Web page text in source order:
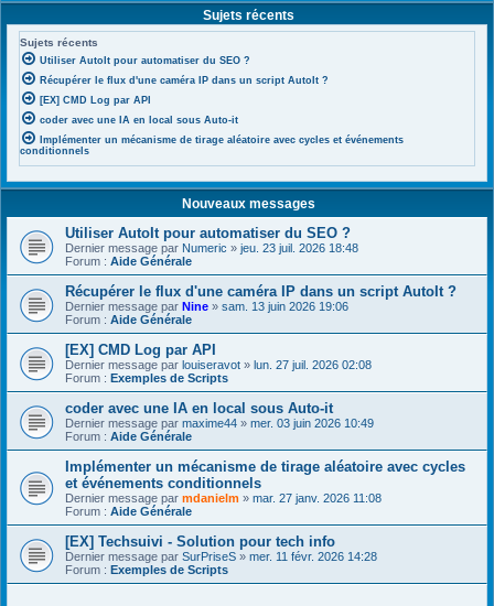
h
Sujets récents
Sujets récents
Utiliser AutoIt pour automatiser du SEO ?
Récupérer le flux d'une caméra IP dans un script AutoIt ?
[EX] CMD Log par API
coder avec une IA en local sous Auto-it
Implémenter un mécanisme de tirage aléatoire avec cycles et événements
conditionnels
Nouveaux messages
Utiliser AutoIt pour automatiser du SEO ?
Dernier message par Numeric » jeu. 23 juil. 2026 18:48
Forum : Aide Générale
Récupérer le flux d'une caméra IP dans un script AutoIt ?
Dernier message par Nine » sam. 13 juin 2026 19:06
Forum : Aide Générale
[EX] CMD Log par API
Dernier message par louiseravot » lun. 27 juil. 2026 02:08
Forum : Exemples de Scripts
coder avec une IA en local sous Auto-it
Dernier message par maxime44 » mer. 03 juin 2026 10:49
Forum : Aide Générale
Implémenter un mécanisme de tirage aléatoire avec cycles
et événements conditionnels
Dernier message par mdanielm » mar. 27 janv. 2026 11:08
Forum : Aide Générale
[EX] Techsuivi - Solution pour tech info
Dernier message par SurPriseS » mer. 11 févr. 2026 14:28
Forum : Exemples de Scripts